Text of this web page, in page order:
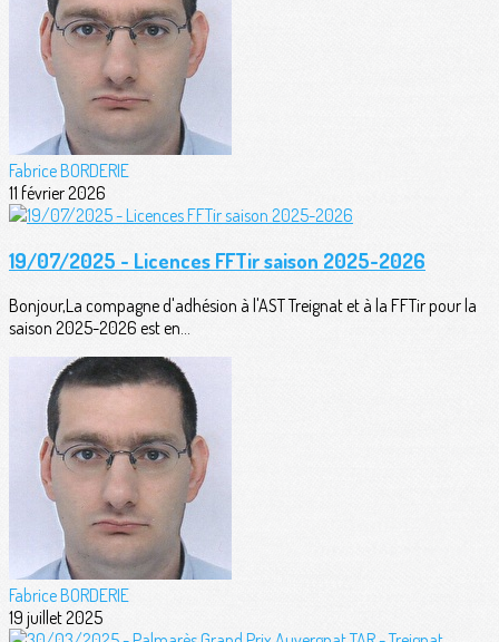
Fabrice BORDERIE
11 février 2026
19/07/2025 - Licences FFTir saison 2025-2026
Bonjour,La compagne d'adhésion à l'AST Treignat et à la FFTir pour la
saison 2025-2026 est en...
Fabrice BORDERIE
19 juillet 2025